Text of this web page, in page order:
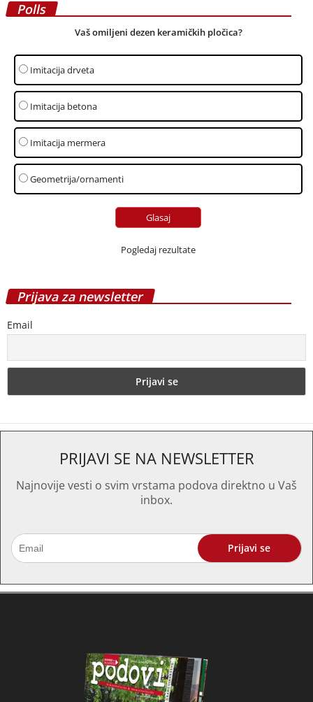
Polls
Vaš omiljeni dezen keramičkih pločica?
Imitacija drveta
Imitacija betona
Imitacija mermera
Geometrija/ornamenti
Pogledaj rezultate
Prijava za newsletter
Email
PRIJAVI SE NA NEWSLETTER
Najnovije vesti o svim vrstama podova direktno u Vaš
inbox.